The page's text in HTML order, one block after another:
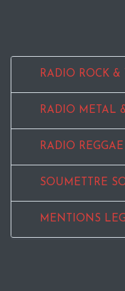
RADIO ROCK
RADIO METAL
RADIO
SOUMETTRE
MENTIONS